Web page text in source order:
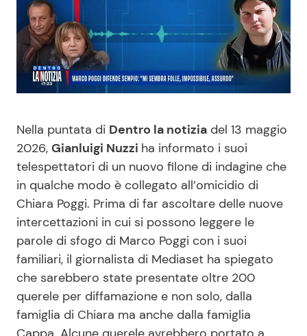
News Spettacolo
Benessere
Casa
Moda e Style
Mondo Mamma
News benessere
Salute
Viaggi e Turismo
Festività
Cucina e Ricette
Consigli di Cucina
Dolci
Le Ricette in TV
Primi Piatti
Ricette Facili e Veloci
Ricette Feste
Ricette per Bambini
Nella puntata di Dentro la notizia del 13 maggio
2026, Gianluigi Nuzzi ha informato i suoi
telespettatori di un nuovo filone di indagine che
in qualche modo è collegato all’omicidio di
Chiara Poggi. Prima di far ascoltare delle nuove
intercettazioni in cui si possono leggere le
parole di sfogo di Marco Poggi con i suoi
familiari, il giornalista di Mediaset ha spiegato
che sarebbero state presentate oltre 200
querele per diffamazione e non solo, dalla
famiglia di Chiara ma anche dalla famiglia